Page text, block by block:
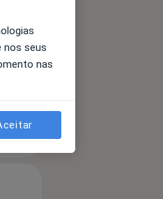
nos seus
nas